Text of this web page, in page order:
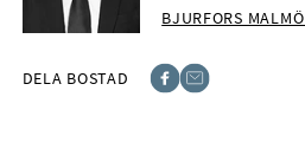
BJURFORS
DELA BOSTAD